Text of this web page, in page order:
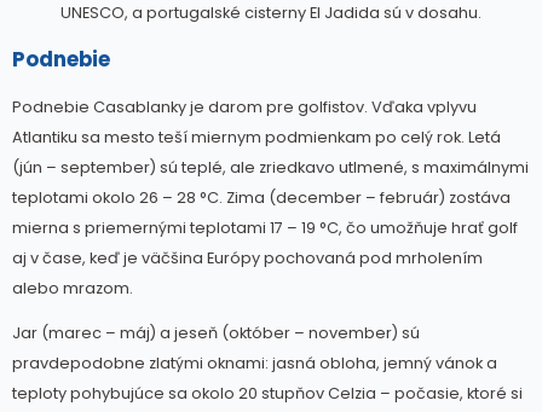
UNESCO, a portugalské cisterny El Jadida sú v dosahu.
Podnebie
Podnebie Casablanky je darom pre golfistov. Vďaka vplyvu
Atlantiku sa mesto teší miernym podmienkam po celý rok. Letá
(jún – september) sú teplé, ale zriedkavo utlmené, s maximálnymi
teplotami okolo 26 – 28 °C. Zima (december – február) zostáva
mierna s priemernými teplotami 17 – 19 °C, čo umožňuje hrať golf
aj v čase, keď je väčšina Európy pochovaná pod mrholením
alebo mrazom.
Jar (marec – máj) a jeseň (október – november) sú
pravdepodobne zlatými oknami: jasná obloha, jemný vánok a
teploty pohybujúce sa okolo 20 stupňov Celzia – počasie, ktoré si